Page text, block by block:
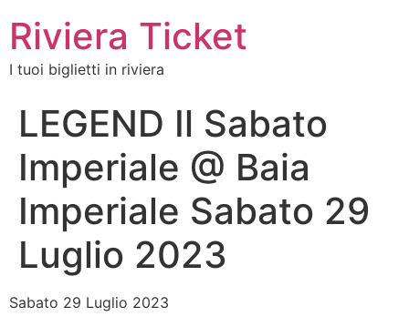
Riviera Ticket
I tuoi biglietti in riviera
LEGEND Il Sabato
Imperiale @ Baia
Imperiale Sabato 29
Luglio 2023
Sabato 29 Luglio 2023